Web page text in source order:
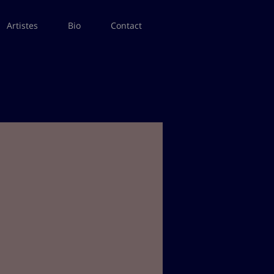
Artistes Bio Contact